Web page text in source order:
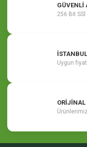
GÜVENLİ
256 Bit
Uygun
ORİJİNAL